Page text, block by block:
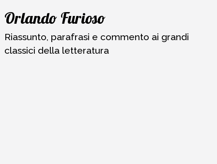
Vai
contenuto
Orlando Furioso
Riassunto, parafrasi e commento ai grandi
classici della letteratura